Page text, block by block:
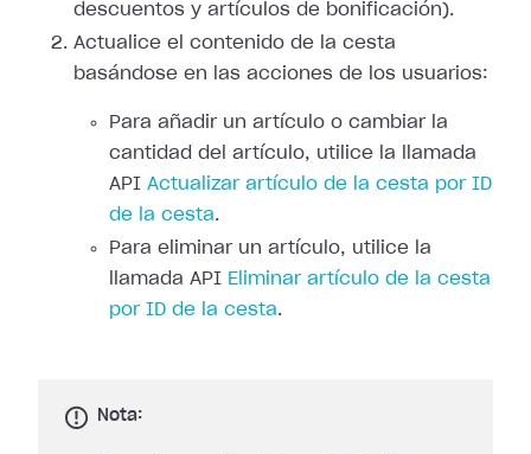
descuentos y artículos de bonificación).
Actualice el contenido de la cesta
basándose en las acciones de los usuarios:
Para añadir un artículo o cambiar la
cantidad del artículo, utilice la llamada
API Actualizar artículo de la cesta por ID
de la cesta.
Para eliminar un artículo, utilice la
llamada API Eliminar artículo de la cesta
por ID de la cesta.
Nota: